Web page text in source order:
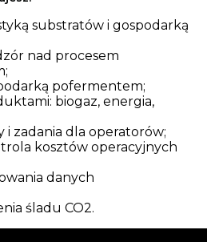
substratów i gospodarką
nad procesem
pofermentem;
biogaz, energia,
i zadania dla operatorów;
kosztów operacyjnych
danych
śladu CO2.